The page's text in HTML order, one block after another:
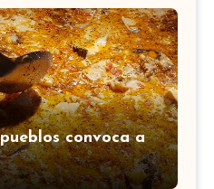
convoca a